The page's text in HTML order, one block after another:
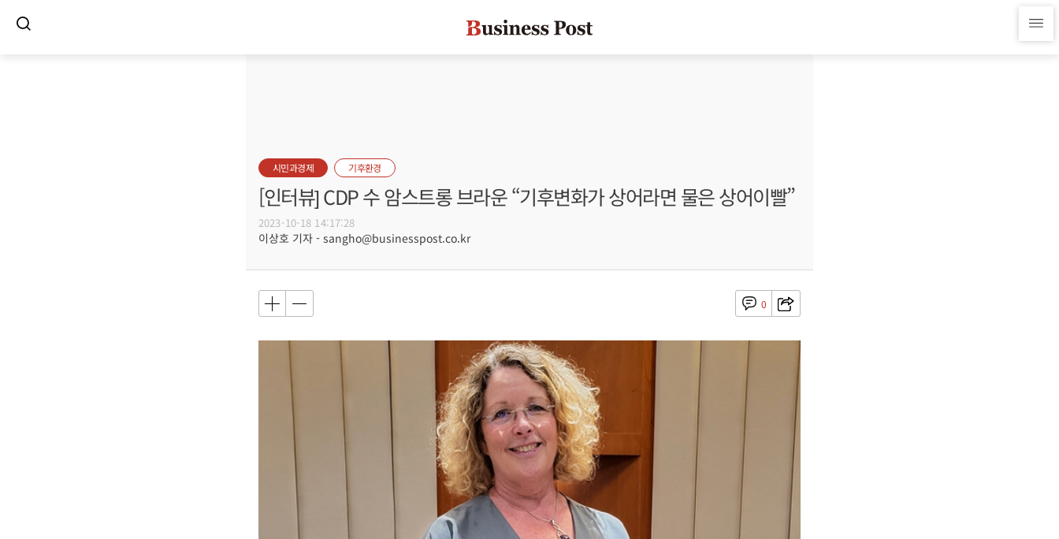
시민과경제 기후환경
[인터뷰] CDP 수 암스트롱 브라운 “기후변화가 상어라면 물은 상어이빨”
2023-10-18 14:17:28
이상호 기자 - sangho@businesspost.co.kr
0